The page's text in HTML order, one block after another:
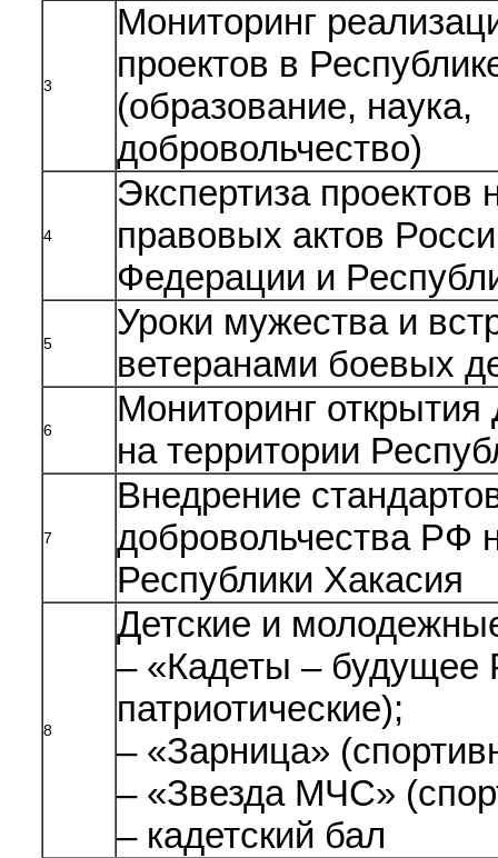
3
Мониторинг
проектов в
(образование, наука,
добровольчество)
4
Экспертиза проектов
правовых актов
Федерации и
5
Уроки мужества и
ветеранами боевых
6
Мониторинг
на территории
7
Внедрение
добровольчества РФ
Республики Хакасия
8
Детские и
– «Кадеты – будущее
патриотические);
– «Зарница»
– «Звезда МЧС»
– кадетский бал